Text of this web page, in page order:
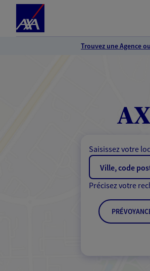
Trouvez une Agence
Saisissez votre
Précisez votre